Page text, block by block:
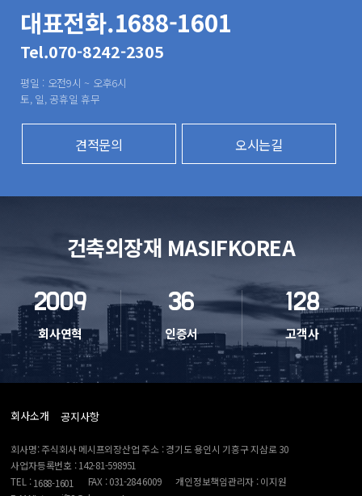
대표전화.1688-1601
Tel.070-8242-2305
평일 : 오전9시 ~ 오후6시
토, 일, 공휴일 휴무
견적문의 오시는길
건축외장재 MASIFKOREA
2009
회사연혁
36
인증서
128
고객사
회사소개 공지사항
회사명: 주식회사 메시프외장산업 주소 : 경기도 용인시 기흥구 지삼로 30
사업자등록번호 : 142-81-598951
TEL :1688-1601 FAX : 031-284 6009
개인정보책임관리자 : 이지원